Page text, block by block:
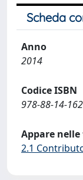
Scheda
Anno
2014
Codice ISBN
978-88-14-
Appare
2.1